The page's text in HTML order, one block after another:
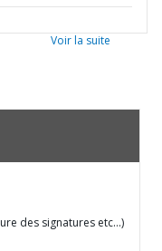
Voir la suite
des signatures etc…)